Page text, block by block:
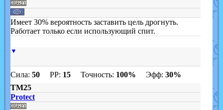
Имеет 30% вероятность заставить цель дрогнуть.
Работает только если использующий спит.
▼
Сила: 50PP: 15Точность: 100% Эфф: 30%
TM25
Protect